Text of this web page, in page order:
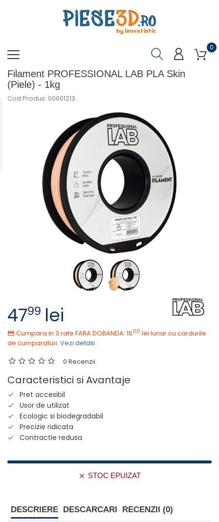
0
Filament PROFESSIONAL LAB PLA Skin
(Piele) - 1kg
Cod Produs: 00001213
4799 lei
Cumpara in 3 rate FARA DOBANDA: 1600 lei lunar cu cardurile
de cumparaturi. Vezi detalii
0 Recenzii
Caracteristici si Avantaje
Pret accesibil
Usor de utilizat
Ecologic si biodegradabil
Precizie ridicata
Contractie redusa
STOC EPUIZAT
DESCRIERE DESCARCARI RECENZII (0)